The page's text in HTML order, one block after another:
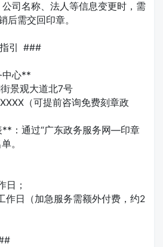
司名称、法人等信息变更时，需
后需交回印章。
引 ###
中心**
景观大道北7号
（可提前咨询免费刻章政
：通过“广东政务服务网—印章
。
日；
作日（加急服务需额外付费，约2